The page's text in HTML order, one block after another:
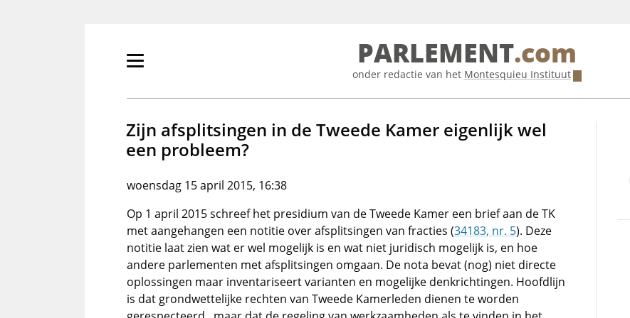
Primair
tonen/verbergen
PARLEMENT.com
onder redactie van het Montesquieu Instituut
Zijn afsplitsingen in de Tweede Kamer eigenlijk wel
een probleem?
woensdag 15 april 2015, 16:38
Op 1 april 2015 schreef het presidium van de Tweede Kamer een brief aan de TK
met aangehangen een notitie over afsplitsingen van fracties (34183, nr. 5). Deze
notitie laat zien wat er wel mogelijk is en wat niet juridisch mogelijk is, en hoe
andere parlementen met afsplitsingen omgaan. De nota bevat (nog) niet directe
oplossingen maar inventariseert varianten en mogelijke denkrichtingen. Hoofdlijn
is dat grondwettelijke rechten van Tweede Kamerleden dienen te worden